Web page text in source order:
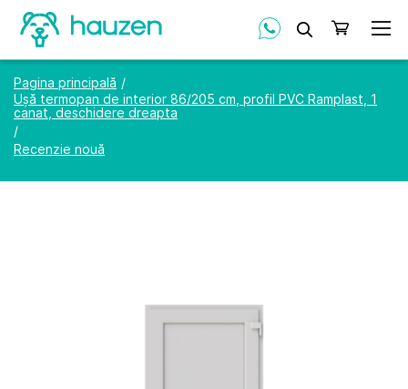
Căutare
Coșul meu
Pagina principală
Ușă termopan de interior 86/205 cm, profil PVC Ramplast, 1
canat, deschidere dreapta
Recenzie nouă